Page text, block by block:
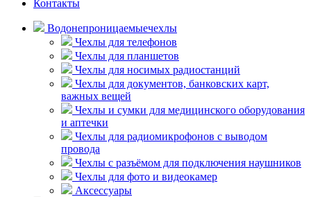
Контакты
Водонепроницаемыечехлы
Чехлы для телефонов
Чехлы для планшетов
Чехлы для носимых радиостанций
Чехлы для документов, банковских карт,
важных вещей
Чехлы и сумки для медицинского оборудования
и аптечки
Чехлы для радиомикрофонов с выводом
провода
Чехлы с разъёмом для подключения наушников
Чехлы для фото и видеокамер
Аксессуары